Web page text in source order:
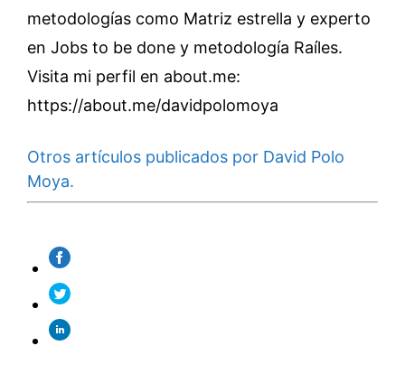
metodologías como Matriz estrella y experto
en Jobs to be done y metodología Raíles.
Visita mi perfil en about.me:
https://about.me/davidpolomoya
Otros artículos publicados por David Polo
Moya.